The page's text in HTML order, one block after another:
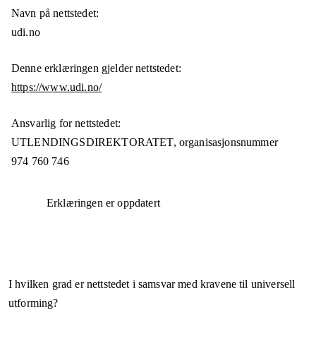
Navn på nettstedet:
udi.no
Denne erklæringen gjelder nettstedet:
https://www.udi.no/
Ansvarlig for nettstedet:
UTLENDINGSDIREKTORATET, organisasjonsnummer
974 760 746
Erklæringen er oppdatert
I hvilken grad er nettstedet i samsvar med kravene til universell
utforming?